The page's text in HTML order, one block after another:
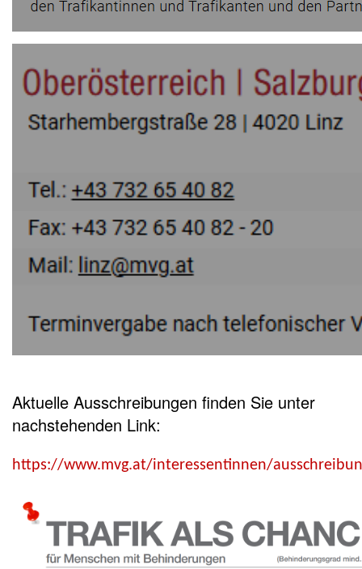
Aktuelle Ausschreibungen finden Sie unter
nachstehenden Link:
https://www.mvg.at/interessentinnen/